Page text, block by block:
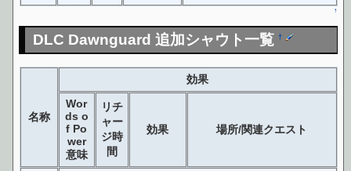
↑
DLC Dawnguard 追加シャウト一覧†
名称
効果
Wor
ds o
f Po
wer
意味
リチ
ャー
ジ時
間
効果 場所/関連クエスト